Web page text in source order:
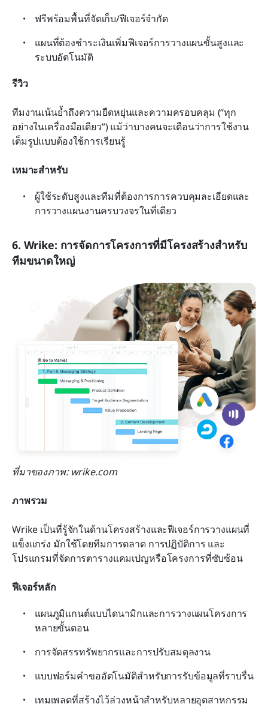
ฟรีพร้อมพื้นที่จัดเก็บ/ฟีเจอร์จำกัด
แผนที่ต้องชำระเงินเพิ่มฟีเจอร์การวางแผนขั้นสูงและ
ระบบอัตโนมัติ
รีวิว
ทีมงานเน้นย้ำถึงความยืดหยุ่นและความครอบคลุม (“ทุก
อย่างในเครื่องมือเดียว”) แม้ว่าบางคนจะเตือนว่าการใช้งาน
เต็มรูปแบบต้องใช้การเรียนรู้
เหมาะสำหรับ
ผู้ใช้ระดับสูงและทีมที่ต้องการการควบคุมละเอียดและ
การวางแผนงานครบวงจรในที่เดียว
6. Wrike: การจัดการโครงการที่มีโครงสร้างสำหรับ
ทีมขนาดใหญ่
ที่มาของภาพ: wrike.com
ภาพรวม
Wrike เป็นที่รู้จักในด้านโครงสร้างและฟีเจอร์การวางแผนที่
แข็งแกร่ง มักใช้โดยทีมการตลาด การปฏิบัติการ และ
โปรแกรมที่จัดการตารางแคมเปญหรือโครงการที่ซับซ้อน
ฟีเจอร์หลัก
แผนภูมิแกนต์แบบไดนามิกและการวางแผนโครงการ
หลายขั้นตอน
การจัดสรรทรัพยากรและการปรับสมดุลงาน
แบบฟอร์มคำขออัตโนมัติสำหรับการรับข้อมูลที่ราบรื่น
เทมเพลตที่สร้างไว้ล่วงหน้าสำหรับหลายอุตสาหกรรม